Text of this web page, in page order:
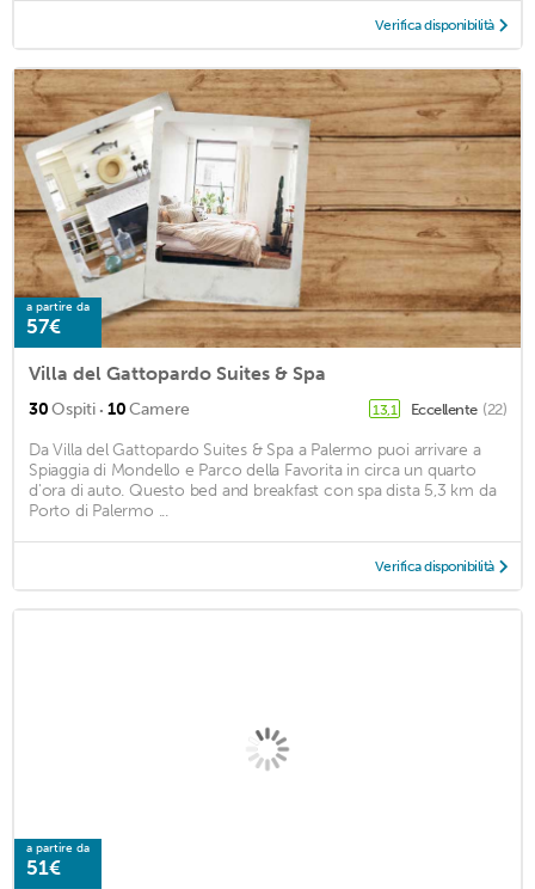
Verifica disponibilità
a partire da
57€
Villa del Gattopardo Suites & Spa
30Ospiti · 10Camere 13,1 Eccellente (22)
Da Villa del Gattopardo Suites & Spa a Palermo puoi arrivare a
Spiaggia di Mondello e Parco della Favorita in circa un quarto
d'ora di auto. Questo bed and breakfast con spa dista 5,3 km da
Porto di Palermo ...
Verifica disponibilità
a partire da
51€